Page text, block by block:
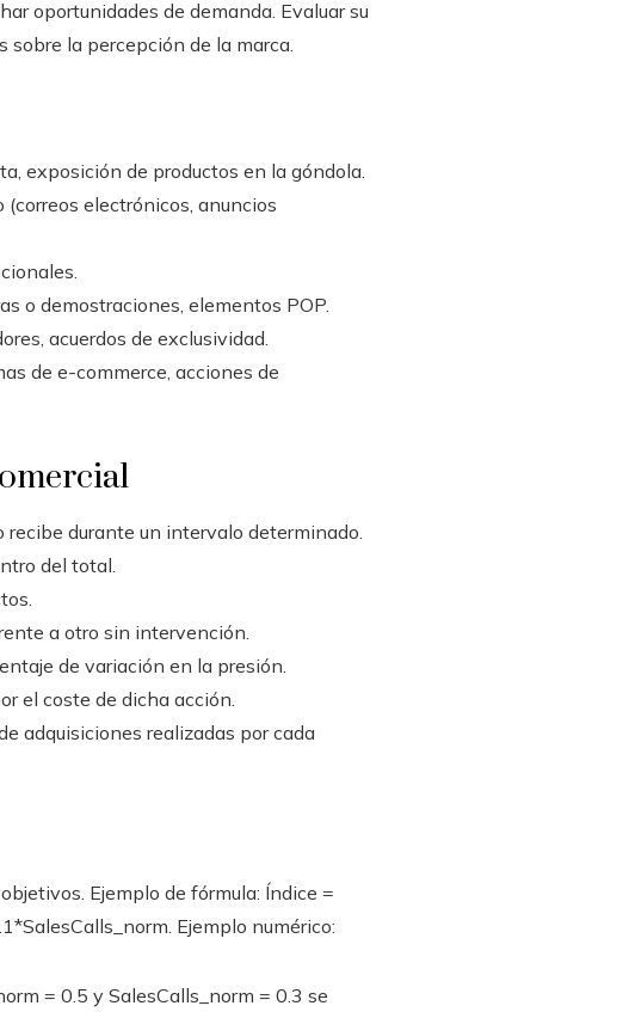
oportunidades de demanda. Evaluar su
la percepción de la marca.
exposición de productos en la góndola.
electrónicos, anuncios
o demostraciones, elementos POP.
acuerdos de exclusividad.
de e-commerce, acciones de
durante un intervalo determinado.
del total.
a otro sin intervención.
de variación en la presión.
el coste de dicha acción.
adquisiciones realizadas por cada
Ejemplo de fórmula: Índice =
Ejemplo numérico:
= 0.5 y SalesCalls_norm = 0.3 se